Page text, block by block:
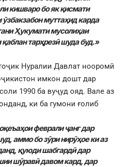
кишваро бо як қисмати
муттаҳид карда
Ҳукумати мусолиҳаи
тарҳрезӣ шуда буд.»
Нуралии Давлат нооромӣ
имкон дошт дар
1990 ба вуҷуд ояд. Вале аз
ки ба гумони ғолиб
феврали ҷанг дар
аммо бо зӯри нирӯҳое ки аз
қуюди шабгардӣ дар
шӯравӣ давом кард, дар